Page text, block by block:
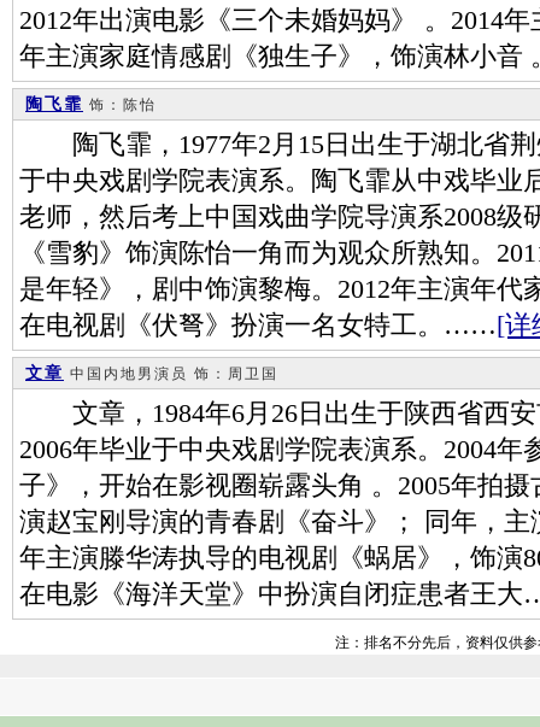
2012年出演电影《三个未婚妈妈》 。2014
年主演家庭情感剧《独生子》，饰演林小
陶飞霏 饰：陈怡
陶飞霏，1977年2月15日出生于湖北省荆
于中央戏剧学院表演系。陶飞霏从中戏毕业
老师，然后考上中国戏曲学院导演系2008级
《雪豹》饰演陈怡一角而为观众所熟知。
是年轻》，剧中饰演黎梅。2012年主演年代
在电视剧《伏弩》扮演一名女特工。……[详
文章 中国内地男演员 饰：周卫国
文章，1984年6月26日出生于陕西省西安
2006年毕业于中央戏剧学院表演系。2004
子》，开始在影视圈崭露头角 。2005年拍
演赵宝刚导演的青春剧《奋斗》； 同年，
年主演滕华涛执导的电视剧《蜗居》，饰演
在电影《海洋天堂》中扮演自闭症患者王
注：排名不分先后，资料仅供